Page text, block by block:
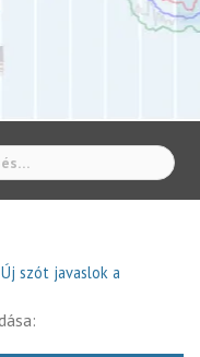
Új szót javaslok a